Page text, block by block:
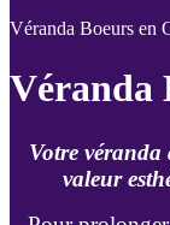
Véranda Boeurs en
Véranda
Votre véranda
valeur